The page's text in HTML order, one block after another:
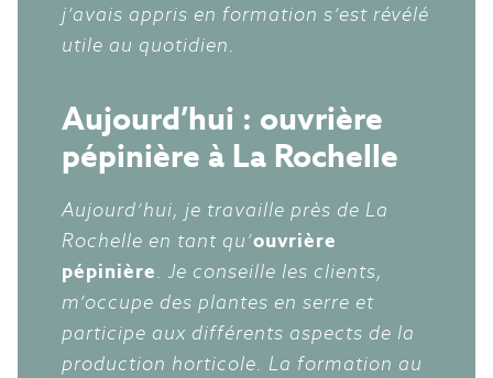
j’avais appris en formation s’est révélé
utile au quotidien.
Aujourd’hui : ouvrière
pépinière à La Rochelle
Aujourd’hui, je travaille près de La
Rochelle en tant qu’ouvrière
pépinière. Je conseille les clients,
m’occupe des plantes en serre et
participe aux différents aspects de la
production horticole. La formation au